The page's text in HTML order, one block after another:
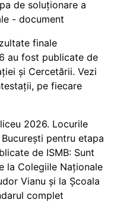
de soluționare a
- document
finale
au fost publicate de
și Cercetării. Vezi
pe fiecare
2026. Locurile
pentru etapa
de ISMB: Sunt
la Colegiile Naționale
Vianu și la Școala
complet